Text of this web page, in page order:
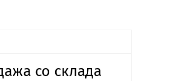
со склада